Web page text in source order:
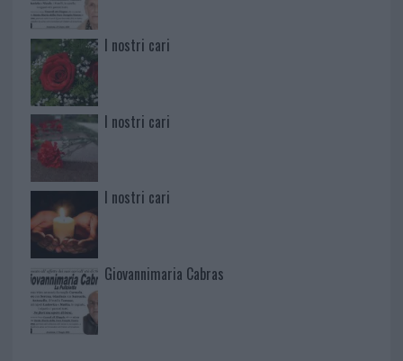
I nostri cari
I nostri cari
I nostri cari
Giovannimaria Cabras